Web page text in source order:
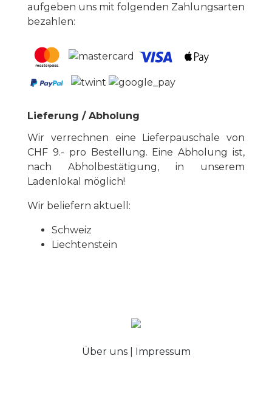
aufgeben uns mit folgenden Zahlungsarten
bezahlen:
Lieferung / Abholung
Wir verrechnen eine Lieferpauschale von
CHF 9.- pro Bestellung. Eine Abholung ist,
nach Abholbestätigung, in unserem
Ladenlokal möglich!
Wir beliefern aktuell:
Schweiz
Liechtenstein
Über uns| Impressum